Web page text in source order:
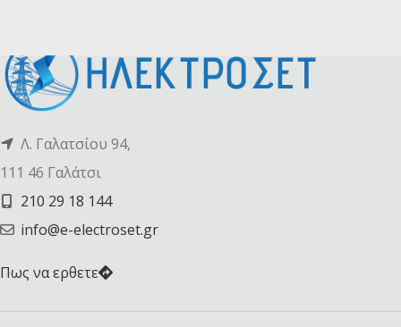
Λ. Γαλατσίου 94,
111 46 Γαλάτσι
210 29 18 144
info@e-electroset.gr
Πως να ερθετε